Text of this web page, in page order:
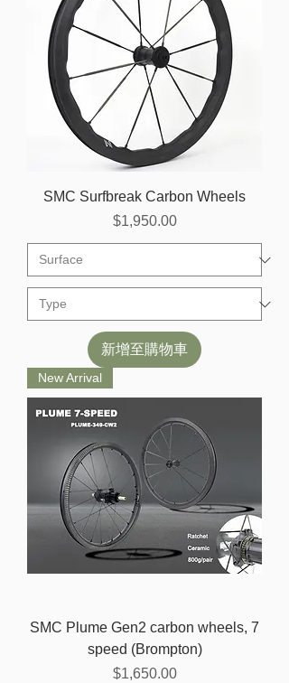
SMC Surfbreak Carbon Wheels
價格
$1,950.00
新增至購物車
New Arrival
SMC Plume Gen2 carbon wheels, 7
speed (Brompton)
價格
$1,650.00